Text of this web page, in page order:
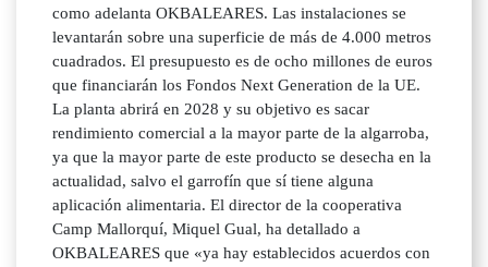
como adelanta OKBALEARES. Las instalaciones se
levantarán sobre una superficie de más de 4.000 metros
cuadrados. El presupuesto es de ocho millones de euros
que financiarán los Fondos Next Generation de la UE.
La planta abrirá en 2028 y su objetivo es sacar
rendimiento comercial a la mayor parte de la algarroba,
ya que la mayor parte de este producto se desecha en la
actualidad, salvo el garrofín que sí tiene alguna
aplicación alimentaria. El director de la cooperativa
Camp Mallorquí, Miquel Gual, ha detallado a
OKBALEARES que «ya hay establecidos acuerdos con